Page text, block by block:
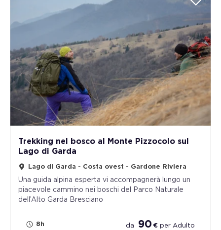
Trekking nel bosco al Monte Pizzocolo sul
Lago di Garda
Lago di Garda - Costa ovest - Gardone Riviera
Una guida alpina esperta vi accompagnerà lungo un
piacevole cammino nei boschi del Parco Naturale
dell’Alto Garda Bresciano
8h
da 90 € per Adulto